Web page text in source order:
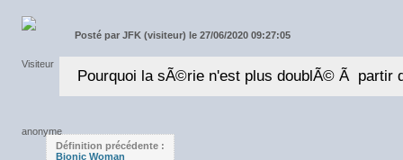
Posté par JFK (visiteur) le 27/06/2020 09:27:05
Pourquoi la sÃ©rie n'est plus doublÃ© Ã partir
Définition précédente :
Bionic Woman